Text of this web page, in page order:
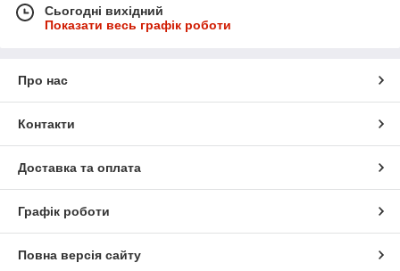
Сьогодні вихідний
Показати весь графік роботи
Про нас
Контакти
Доставка та оплата
Графік роботи
Повна версія сайту